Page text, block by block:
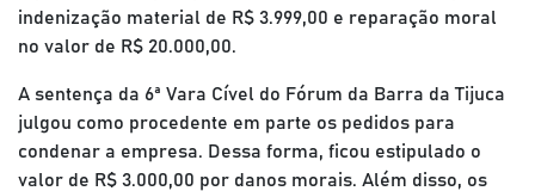
indenização material de R$ 3.999,00 e reparação moral
no valor de R$ 20.000,00.
A sentença da 6ª Vara Cível do Fórum da Barra da Tijuca
julgou como procedente em parte os pedidos para
condenar a empresa. Dessa forma, ficou estipulado o
valor de R$ 3.000,00 por danos morais. Além disso, os